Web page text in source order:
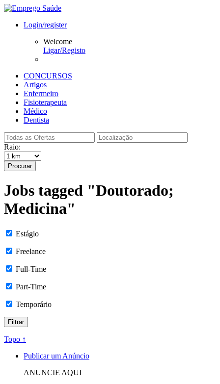
Login/register
Welcome
Ligar/Registo
CONCURSOS
Artigos
Enfermeiro
Fisioterapeuta
Médico
Dentista
Raio:
Procurar
Jobs tagged "Doutorado;
Medicina"
Estágio
Freelance
Full-Time
Part-Time
Temporário
Topo ↑
Publicar um Anúncio
ANUNCIE AQUI